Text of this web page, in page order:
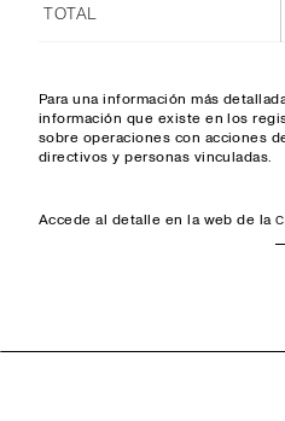
TOTAL
Para una información más
información que existe en los
sobre operaciones con acciones
directivos y personas vinculadas.
Accede al detalle en la web de la